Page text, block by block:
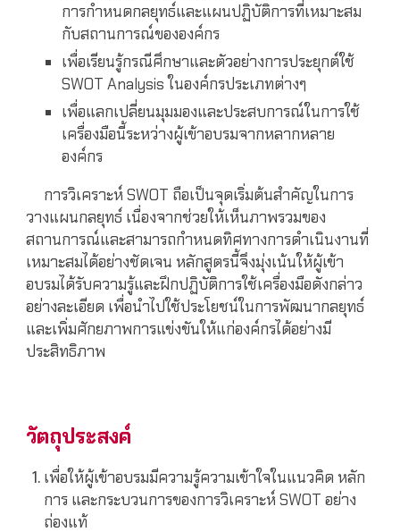
การกำหนดกลยุทธ์และแผนปฏิบัติการที่เหมาะสม
กับสถานการณ์ขององค์กร
เพื่อเรียนรู้กรณีศึกษาและตัวอย่างการประยุกต์ใช้
SWOT Analysis ในองค์กรประเภทต่างๆ
เพื่อแลกเปลี่ยนมุมมองและประสบการณ์ในการใช้
เครื่องมือนี้ระหว่างผู้เข้าอบรมจากหลากหลาย
องค์กร
การวิเคราะห์ SWOT ถือเป็นจุดเริ่มต้นสำคัญในการ
วางแผนกลยุทธ์ เนื่องจากช่วยให้เห็นภาพรวมของ
สถานการณ์และสามารถกำหนดทิศทางการดำเนินงานที่
เหมาะสมได้อย่างชัดเจน หลักสูตรนี้จึงมุ่งเน้นให้ผู้เข้า
อบรมได้รับความรู้และฝึกปฏิบัติการใช้เครื่องมือดังกล่าว
อย่างละเอียด เพื่อนำไปใช้ประโยชน์ในการพัฒนากลยุทธ์
และเพิ่มศักยภาพการแข่งขันให้แก่องค์กรได้อย่างมี
ประสิทธิภาพ
วัตถุประสงค์
เพื่อให้ผู้เข้าอบรมมีความรู้ความเข้าใจในแนวคิด หลัก
การ และกระบวนการของการวิเคราะห์ SWOT อย่าง
ถ่องแท้